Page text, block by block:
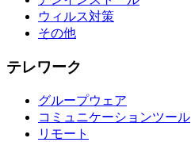
ウィルス対策
その他
テレワーク
グループウェア
コミュニケーションツール
リモート